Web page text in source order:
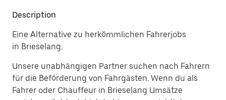
Description
Eine Alternative zu herkömmlichen Fahrerjobs
in Brieselang.
Unsere unabhängigen Partner suchen nach Fahrern
für die Beförderung von Fahrgästen. Wenn du als
Fahrer oder Chauffeur in Brieselang Umsätze